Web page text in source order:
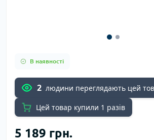
В наявності
2 людини переглядають цей
Цей товар купили 1 разів
5 189 грн.